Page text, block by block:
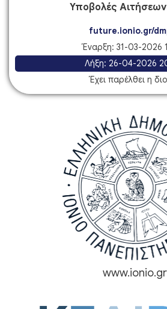
Υποβολές
future.ionio.gr/
Έναρξη: 31-03-2026
Λήξη: 26-04-2026
Έχει παρέλθει η
www.ionio.gr